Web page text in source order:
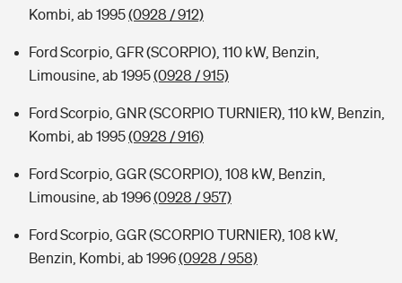
Kombi, ab 1995(0928 / 912)
Ford Scorpio, GFR (SCORPIO), 110 kW, Benzin,
Limousine, ab 1995(0928 / 915)
Ford Scorpio, GNR (SCORPIO TURNIER), 110 kW, Benzin,
Kombi, ab 1995(0928 / 916)
Ford Scorpio, GGR (SCORPIO), 108 kW, Benzin,
Limousine, ab 1996(0928 / 957)
Ford Scorpio, GGR (SCORPIO TURNIER), 108 kW,
Benzin, Kombi, ab 1996(0928 / 958)